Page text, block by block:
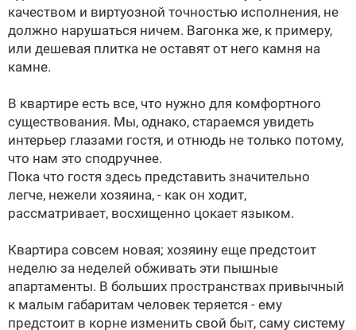
качеством и виртуозной точностью исполнения, не
должно нарушаться ничем. Вагонка же, к примеру,
или дешевая плитка не оставят от него камня на
камне.
В квартире есть все, что нужно для комфортного
существования. Мы, однако, стараемся увидеть
интерьер глазами гостя, и отнюдь не только потому,
что нам это сподручнее.
Пока что гостя здесь представить значительно
легче, нежели хозяина, - как он ходит,
рассматривает, восхищенно цокает языком.
Квартира совсем новая; хозяину еще предстоит
неделю за неделей обживать эти пышные
апартаменты. В больших пространствах привычный
к малым габаритам человек теряется - ему
предстоит в корне изменить свой быт, саму систему